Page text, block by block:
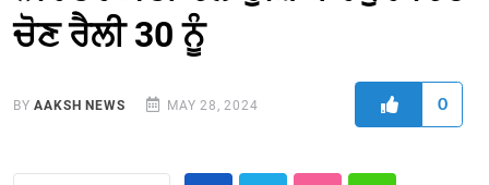
ਚੋਣ ਰੈਲੀ 30 ਨੂੰ
BYAAKSH NEWS MAY 28, 2024 0